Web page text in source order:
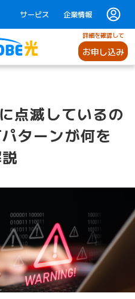
サービス 企業情報
詳細を確認して
お申し込み
点滅しているの
ターンが何を